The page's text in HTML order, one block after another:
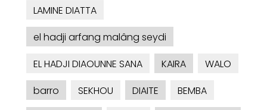
LAMINE DIATTA
el hadji arfang malâng seydi
EL HADJI DIAOUNNE SANA
KAIRA
WALO
barro
SEKHOU DIAITE
BEMBA